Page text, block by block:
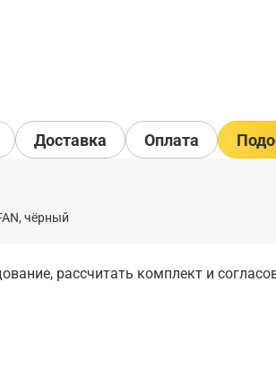
чёрный
рассчитать комплект и
Доставка Оплата